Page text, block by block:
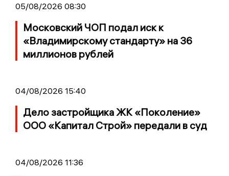
05/08/2026 08:30
Московский ЧОП подал иск к
«Владимирскому стандарту» на 36
миллионов рублей
04/08/2026 15:40
Дело застройщика ЖК «Поколение»
ООО «Капитал Строй» передали в суд
04/08/2026 11:36